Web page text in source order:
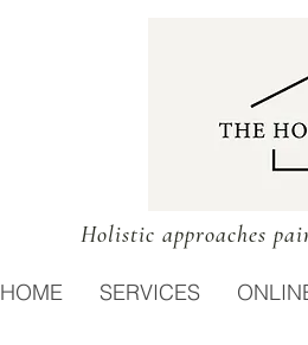
Holistic approaches
HOME SERVICES